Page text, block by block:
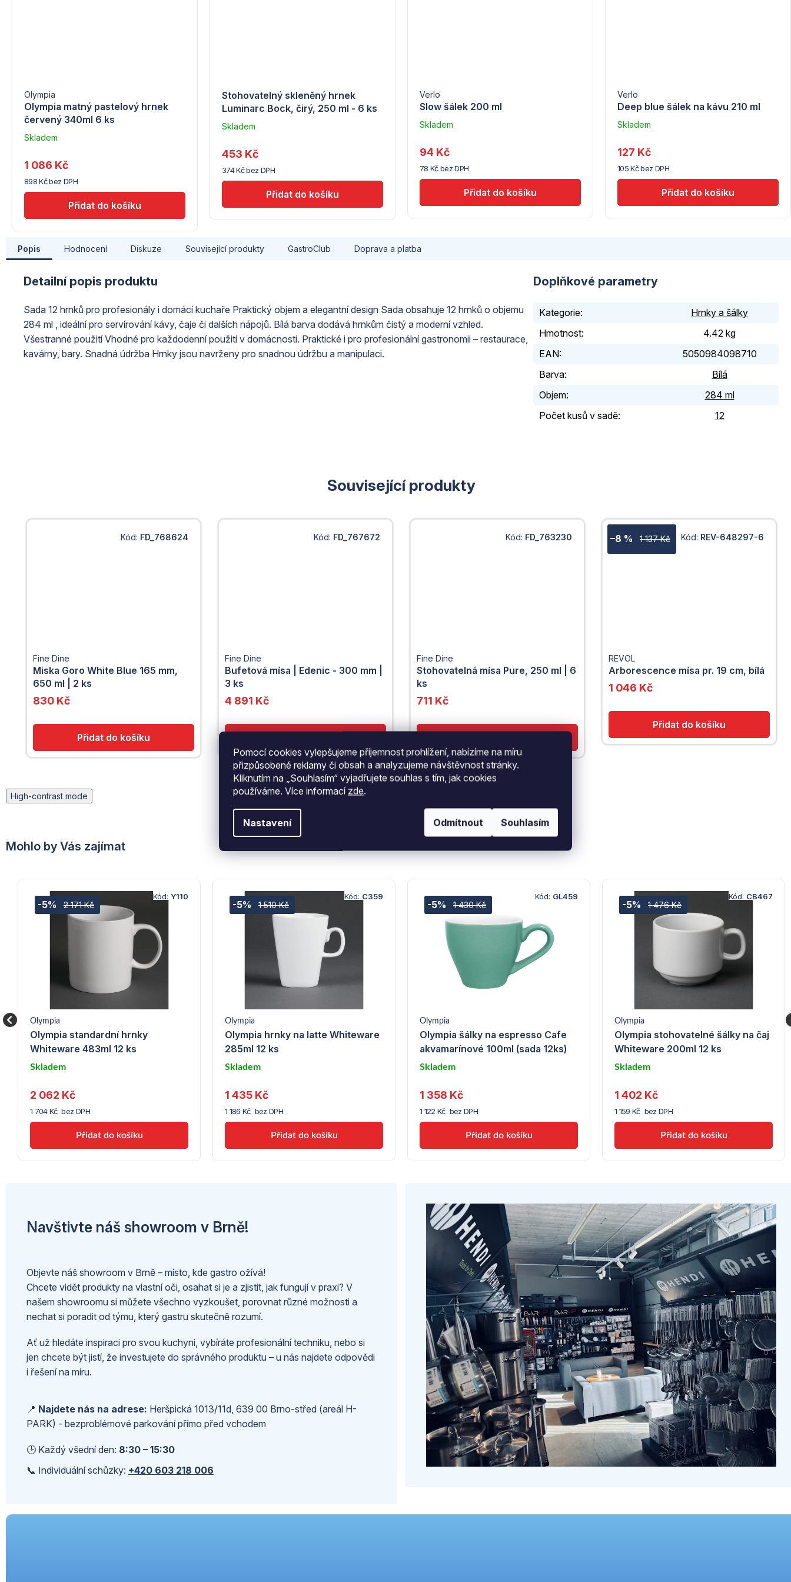
Pomocí cookies vylepšujeme příjemnost prohlížení, nabízíme na míru
přizpůsobené reklamy či obsah a analyzujeme návštěvnost stránky.
Kliknutím na „Souhlasím“ vyjadřujete souhlas s tím, jak cookies
používáme. Více informací zde.
Nastavení Odmítnout Souhlasím
Olympia matný pastelový hrnek
červený 340ml 6 ks
Olympia
Skladem
dodavatele
(10)
898 Kč bez DPH
1 086 Kč
Stohovatelný skleněný hrnek
Luminarc Bock, čirý, 250 ml - 6 ks
Skladem
dodavatele
(10)
374 Kč bez DPH
453 Kč
Slow šálek 200 ml
Verlo
Skladem
dodavatele
(5) -
Tomgast
78 Kč bez DPH
94 Kč
Deep blue šálek na kávu 210 ml
Verlo
Skladem
dodavatele
(5) -
Tomgast
105 Kč bez DPH
127 Kč
Navštivte náš showroom v Brně!
Objevte náš showroom v Brně – místo, kde gastro ožívá!
Chcete vidět produkty na vlastní oči, osahat si je a zjistit, jak fungují v praxi? V
našem showroomu si můžete všechno vyzkoušet, porovnat různé možnosti a
nechat si poradit od týmu, který gastru skutečně rozumí.
Ať už hledáte inspiraci pro svou kuchyni, vybíráte profesionální techniku, nebo si
jen chcete být jistí, že investujete do správného produktu – u nás najdete odpovědi
i řešení na míru.
📍 Najdete nás na adrese: Heršpická 1013/11d, 639 00 Brno-střed (areál H-
PARK) - bezproblémové parkování přímo před vchodem
🕒 Každý všední den: 8:30 – 15:30
📞 Individuální schůzky: +420 603 218 006
Související produkty
Miska Goro White Blue 165 mm,
650 ml | 2 ks
Fine Dine
830 Kč
Kód: FD_768624
Bufetová mísa | Edenic - 300 mm |
3 ks
Fine Dine
4 891 Kč
Kód: FD_767672
Stohovatelná mísa Pure, 250 ml | 6
ks
Fine Dine
711 Kč
Kód: FD_763230
Arborescence mísa pr. 19 cm, bílá
REVOL
1 137 Kč
–8 %
1 046 Kč
Kód: REV-648297-6
Popis Hodnocení Diskuze Související produkty GastroClub Doprava a platba
Detailní popis produktu
Sada 12 hrnků pro profesionály i domácí kuchaře Praktický objem a elegantní design Sada obsahuje 12 hrnků o objemu
284 ml , ideální pro servírování kávy, čaje či dalších nápojů. Bílá barva dodává hrnkům čistý a moderní vzhled.
Všestranné použití Vhodné pro každodenní použití v domácnosti. Praktické i pro profesionální gastronomii – restaurace,
kavárny, bary. Snadná údržba Hrnky jsou navrženy pro snadnou údržbu a manipulaci.
Doplňkové parametry
Kategorie:
Hrnky a šálky
Hmotnost:
4.42 kg
EAN:
5050984098710
Barva:
Bílá
Objem:
284 ml
Počet kusů v sadě: 12
High-contrast mode
Mohlo by Vás zajímat
2 171 Kč
-5%
Olympia standardní hrnky
Whiteware 483ml 12 ks
Olympia
Skladem
dodavatele
(10)
1 704 Kč bez DPH
2 062 Kč
Kód: Y110
1 510 Kč
-5%
Olympia hrnky na latte Whiteware
285ml 12 ks
Olympia
Skladem
dodavatele
(10)
1 186 Kč bez DPH
1 435 Kč
Kód: C359
1 430 Kč
-5%
Olympia šálky na espresso Cafe
akvamarínové 100ml (sada 12ks)
Olympia
Skladem
dodavatele
(10)
1 122 Kč bez DPH
1 358 Kč
Kód: GL459
1 476 Kč
-5%
Olympia stohovatelné šálky na čaj
Whiteware 200ml 12 ks
Olympia
Skladem
dodavatele
(10)
1 159 Kč bez DPH
1 402 Kč
Kód: CB467